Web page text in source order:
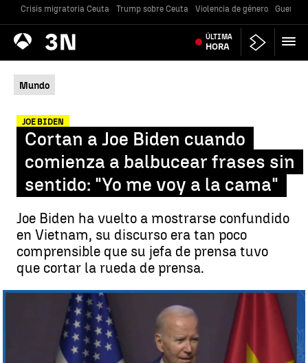
Crisis migratoria Ceuta Trump sobre Ceuta Violencia de género Guerra
Antena
3 Noticias ÚLTIMA
HORA
Mundo
JOE BIDEN
Cortan a Joe Biden cuando
comienza a balbucear frases sin
sentido: "Yo me voy a la cama"
Joe Biden ha vuelto a mostrarse confundido
en Vietnam, su discurso era tan poco
comprensible que su jefa de prensa tuvo
que cortar la rueda de prensa.
Nuevo lapsus de Joe Biden | Antena 3 Noticias